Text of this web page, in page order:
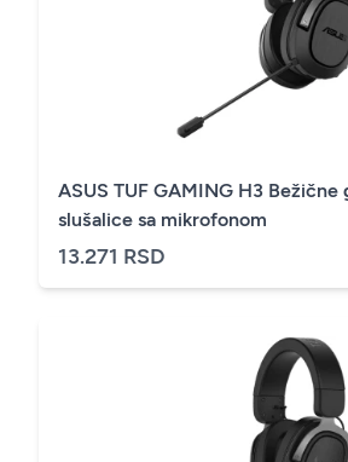
ASUS TUF GAMING H3 Bežične
slušalice sa mikrofonom
13.271 RSD